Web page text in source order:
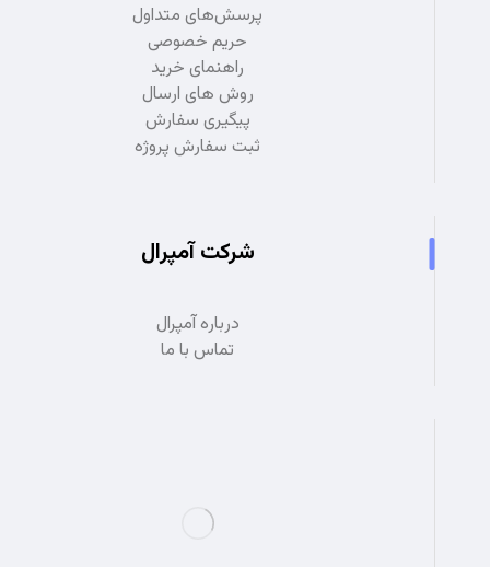
پرسش‌های متداول
حریم خصوصی
راهنمای خرید
روش های ارسال
پیگیری سفارش
ثبت سفارش پروژه
شرکت آمپرال
درباره آمپرال
تماس با ما